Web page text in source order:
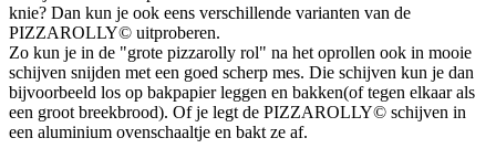
knie? Dan kun je ook eens verschillende varianten van de
PIZZAROLLY© uitproberen.
Zo kun je in de "grote pizzarolly rol" na het oprollen ook in mooie
schijven snijden met een goed scherp mes. Die schijven kun je dan
bijvoorbeeld los op bakpapier leggen en bakken(of tegen elkaar als
een groot breekbrood). Of je legt de PIZZAROLLY© schijven in
een aluminium ovenschaaltje en bakt ze af.